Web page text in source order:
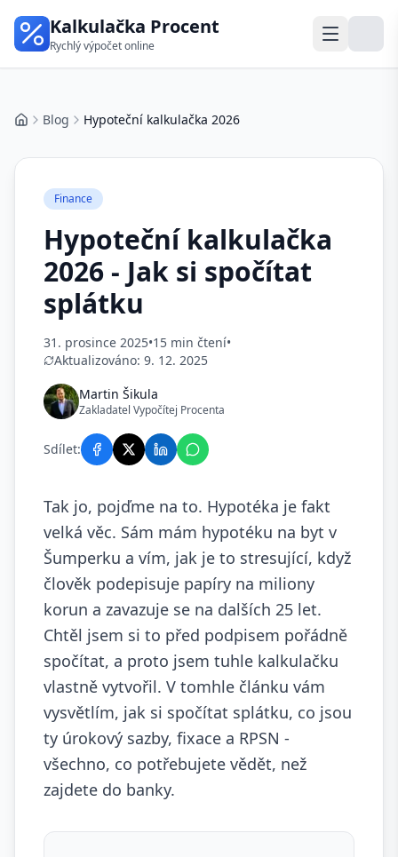
Kalkulačka Procent
Rychlý výpočet online
DomůBlog Hypoteční kalkulačka 2026
Finance
Hypoteční kalkulačka
2026 - Jak si spočítat
splátku
31. prosince 2025•15 min čtení•
Aktualizováno: 9. 12. 2025
Martin Šikula
Zakladatel Vypočítej Procenta
Sdílet:
Tak jo, pojďme na to. Hypotéka je fakt
velká věc. Sám mám hypotéku na byt v
Šumperku a vím, jak je to stresující, když
člověk podepisuje papíry na miliony
korun a zavazuje se na dalších 25 let.
Chtěl jsem si to před podpisem pořádně
spočítat, a proto jsem tuhle kalkulačku
vlastně vytvořil. V tomhle článku vám
vysvětlím, jak si spočítat splátku, co jsou
ty úrokový sazby, fixace a RPSN -
všechno, co potřebujete vědět, než
zajdete do banky.